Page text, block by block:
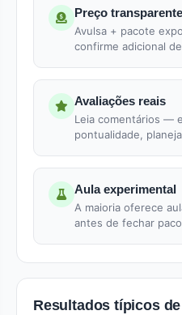
Preço transparente
Avulsa + pacote
confirme adicional
Avaliações reais
Leia comentários —
pontualidade,
Aula experimental
A maioria oferece
antes de fechar
Resultados típicos